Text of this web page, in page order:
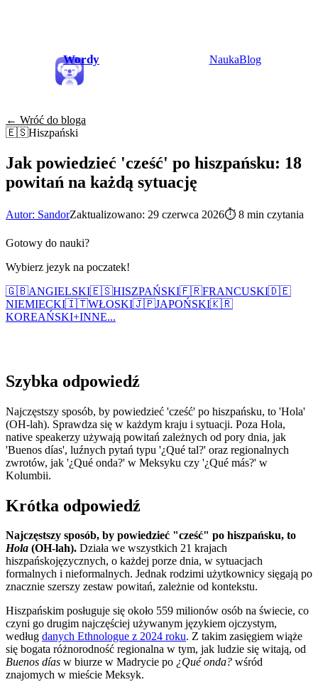
Wordy NaukaBlog
← Wróć do bloga
🇪🇸Hiszpański
Jak powiedzieć 'cześć' po hiszpańsku: 18
powitań na każdą sytuację
Autor: SandorZaktualizowano: 29 czerwca 2026⏱ 8 min czytania
Gotowy do nauki?
Wybierz jezyk na poczatek!
🇬🇧ANGIELSKI🇪🇸HISZPAŃSKI🇫🇷FRANCUSKI🇩🇪
NIEMIECKI🇮🇹WŁOSKI🇯🇵JAPOŃSKI🇰🇷
KOREAŃSKI+INNE...
Szybka odpowiedź
Najczęstszy sposób, by powiedzieć 'cześć' po hiszpańsku, to 'Hola'
(OH-lah). Sprawdza się w każdym kraju i sytuacji. Poza Hola,
native speakerzy używają powitań zależnych od pory dnia, jak
'Buenos días', luźnych pytań typu '¿Qué tal?' oraz regionalnych
zwrotów, jak '¿Qué onda?' w Meksyku czy '¿Qué más?' w
Kolumbii.
Krótka odpowiedź
Najczęstszy sposób, by powiedzieć "cześć" po hiszpańsku, to
Hola (OH-lah). Działa we wszystkich 21 krajach
hiszpańskojęzycznych, o każdej porze dnia, w sytuacjach
formalnych i nieformalnych. Jednak rodzimi użytkownicy sięgają po
znacznie szerszy zestaw powitań, zależnie od kontekstu.
Hiszpańskim posługuje się około 559 milionów osób na świecie, co
czyni go drugim najczęściej używanym językiem ojczystym,
według danych Ethnologue z 2024 roku. Z takim zasięgiem wiąże
się bogata różnorodność regionalna w tym, jak ludzie się witają, od
Buenos días w biurze w Madrycie po ¿Qué onda? wśród
znajomych w mieście Meksyk.